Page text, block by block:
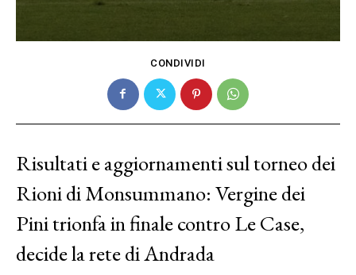
CONDIVIDI
Risultati e aggiornamenti sul torneo dei
Rioni di Monsummano: Vergine dei
Pini trionfa in finale contro Le Case,
decide la rete di Andrada